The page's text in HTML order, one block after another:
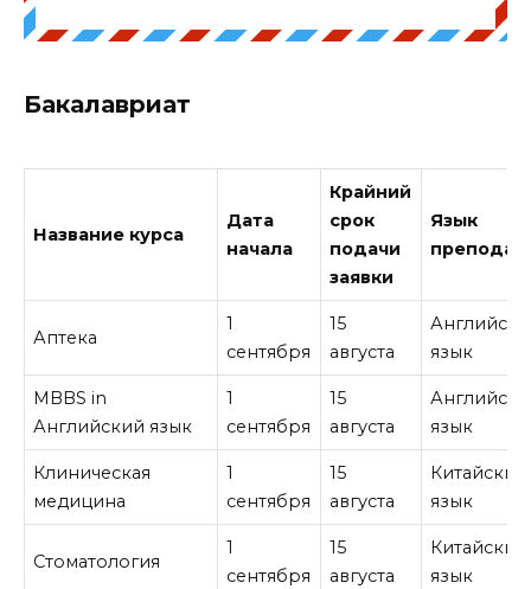
Бакалавриат
Название курса
Дата
начала
Крайний
срок
подачи
заявки
Язык
Аптека
1
сентября
15
августа
язык
MBBS in
Английский язык
1
сентября
15
августа
язык
Клиническая
медицина
1
сентября
15
августа
Китайский
язык
Стоматология
1
сентября
15
августа
Китайский
язык